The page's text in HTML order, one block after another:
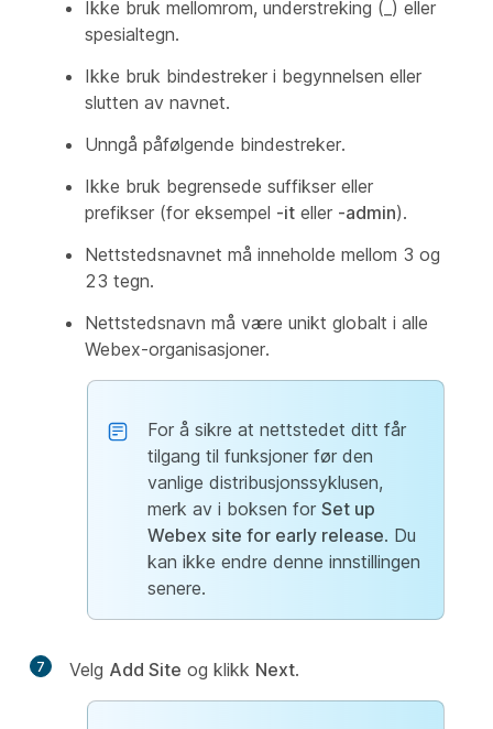
Ikke bruk mellomrom, understreking (_) eller
spesialtegn.
Ikke bruk bindestreker i begynnelsen eller
slutten av navnet.
Unngå påfølgende bindestreker.
Ikke bruk begrensede suffikser eller
prefikser (for eksempel -it eller -admin).
Nettstedsnavnet må inneholde mellom 3 og
23 tegn.
Nettstedsnavn må være unikt globalt i alle
Webex-organisasjoner.
For å sikre at nettstedet ditt får
tilgang til funksjoner før den
vanlige distribusjonssyklusen,
merk av i boksen for Set up
Webex site for early release. Du
kan ikke endre denne innstillingen
senere.
7 Velg Add Site og klikk Next.